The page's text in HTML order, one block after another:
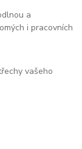
a
i pracovních
vašeho